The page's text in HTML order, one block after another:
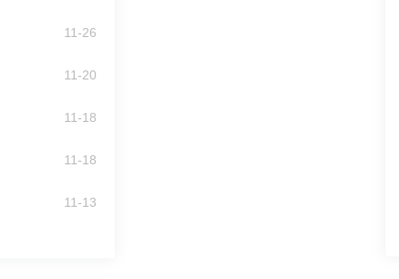
11-26
11-20
11-18
11-18
11-13